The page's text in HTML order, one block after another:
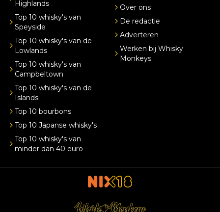
Highlands
Top 10 whisky's van
Speyside
Top 10 whisky's van de
Lowlands
Top 10 whisky's van
Campbeltown
Top 10 whisky's van de
Islands
Top 10 bourbons
Top 10 Japanse whisky's
Top 10 whisky's van
minder dan 40 euro
Over ons
De redactie
Adverteren
Werken bij Whisky
Monkeys